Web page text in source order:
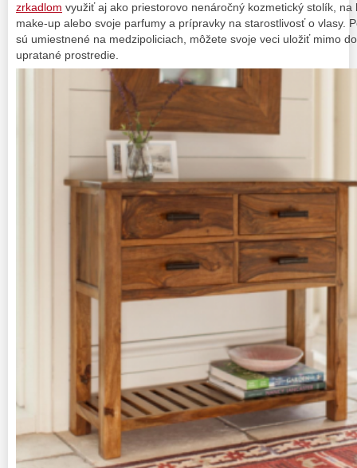
zrkadlom využiť aj ako priestorovo nenáročný kozmetický stolík,
make-up alebo svoje parfumy a prípravky na starostlivosť o vlasy.
sú umiestnené na medzipoliciach, môžete svoje veci uložiť mimo
upratané prostredie.